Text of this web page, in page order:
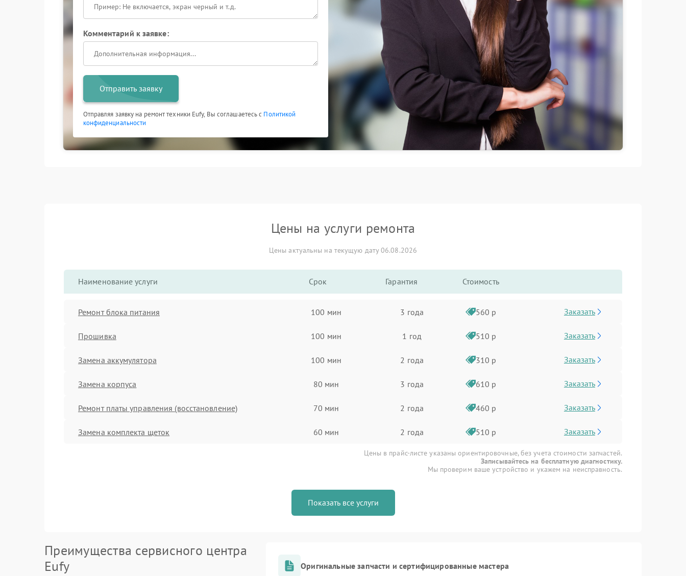
Комментарий к заявке:
Отправить заявку
Отправляя заявку на ремонт техники Eufy, Вы соглашаетесь с Политикой
конфиденциальности
Цены на услуги ремонта
Цены актуальны на текущую дату 06.08.2026
Наименование услуги Срок Гарантия Стоимость
Ремонт блока питания 100 мин 3 года 560 р Заказать
Прошивка 100 мин 1 год 510 р Заказать
Замена аккумулятора 100 мин 2 года 310 р Заказать
Замена корпуса 80 мин 3 года 610 р Заказать
Ремонт платы управления (восстановление) 70 мин 2 года 460 р Заказать
Замена комплекта щеток 60 мин 2 года 510 р Заказать
Цены в прайс-листе указаны ориентировочные, без учета стоимости запчастей.
Записывайтесь на бесплатную диагностику.
Мы проверим ваше устройство и укажем на неисправность.
Показать все услуги
Преимущества сервисного центра
Eufy
Оригинальные запчасти и сертифицированные мастера